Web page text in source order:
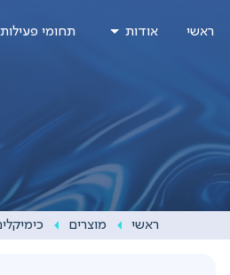
toראשי אודות תחומי פעילות
ראשי מוצרים